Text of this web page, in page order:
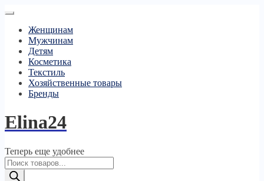
Женщинам
Мужчинам
Детям
Косметика
Текстиль
Хозяйственные товары
Бренды
Elina24
Теперь еще удобнее
Поиск
товаров